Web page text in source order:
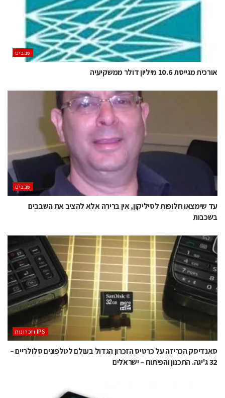
‫שבבים‬
אורכית מגייסת 10.6 מיליון דולר ממשקיעיה
‫שבבים‬
עד שימצאו חלופות לסיליקון, אין ברירה אלא להציב את השבבים
בשכבות
סאנדיסק הכריזה על כרטיס הזכרון הגדול בעולם לטלפונים סלולריים –
32 ג'יגה. התכנון והפיתוח – ישראלים